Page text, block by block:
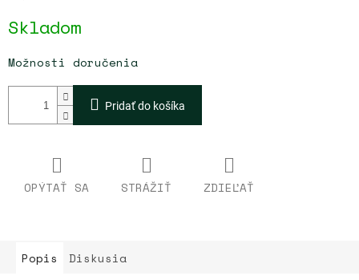
cena:
Skladom
Možnosti doručenia
Pridať do košíka
OPÝTAŤ SA STRÁŽIŤ ZDIEĽAŤ
Popis Diskusia